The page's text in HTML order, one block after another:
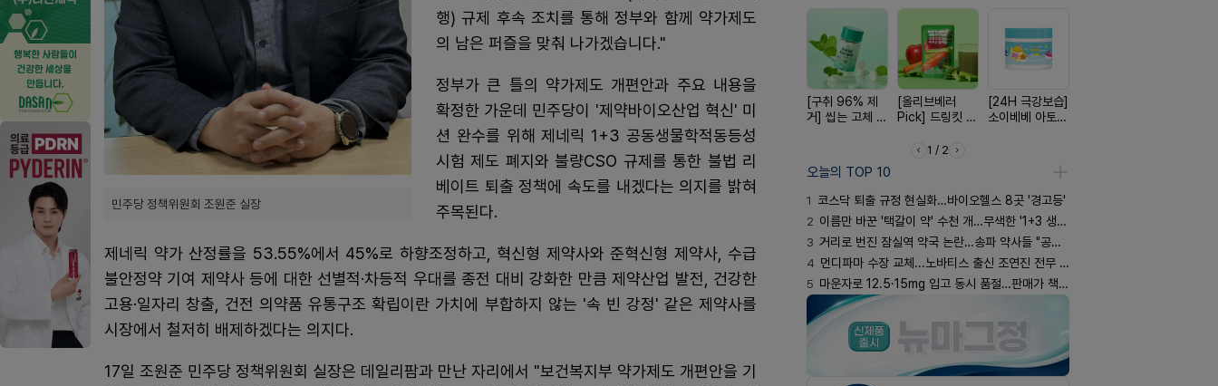
민주당 정책위원회 조원준 실장
행) 규제 후속 조치를 통해 정부와 함께 약가제도
의 남은 퍼즐을 맞춰 나가겠습니다."
정부가 큰 틀의 약가제도 개편안과 주요 내용을
확정한 가운데 민주당이 '제약바이오산업 혁신' 미
션 완수를 위해 제네릭 1+3 공동생물학적동등성
시험 제도 폐지와 불량CSO 규제를 통한 불법 리
베이트 퇴출 정책에 속도를 내겠다는 의지를 밝혀
주목된다.
제네릭 약가 산정률을 53.55%에서 45%로 하향조정하고, 혁신형 제약사와 준혁신형 제약사, 수급
불안정약 기여 제약사 등에 대한 선별적·차등적 우대를 종전 대비 강화한 만큼 제약산업 발전, 건강한
고용·일자리 창출, 건전 의약품 유통구조 확립이란 가치에 부합하지 않는 '속 빈 강정' 같은 제약사를
시장에서 철저히 배제하겠다는 의지다.
17일 조원준 민주당 정책위원회 실장은 데일리팜과 만난 자리에서 "보건복지부 약가제도 개편안을 기
브링 세럼
흡입기
[구취 96% 제
거] 씹는 고체 가
[올리브베러
Pick] 드링킷 건
[24H 극강보습]
소이베베 아토
1 / 2
오늘의 TOP 10
1 코스닥 퇴출 규정 현실화…바이오헬스 8곳 '경고등'
2 이름만 바꾼 '택갈이 약' 수천 개…무색한 '1+3 생동'
3 거리로 번진 잠실역 약국 논란…송파 약사들 "공공성 훼손"
4 먼디파마 수장 교체...노바티스 출신 조연진 전무 내정
5 마운자로 12.5·15mg 입고 동시 품절…판매가 책정 고심